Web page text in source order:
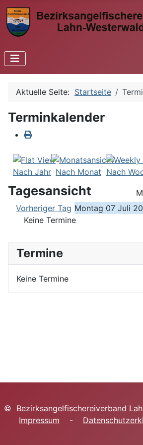
Termine
Keine Termine
Aktuelle Seite: Startseite
Terminkalender
Nach Jahr Nach Monat Nach
Tagesansicht
Vorheriger Tag Montag 07 Juli
Keine Termine
© Bezirksangelfischereiverband
Impressum -